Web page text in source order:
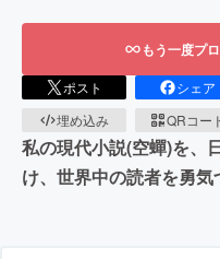
もう一度プ
ポスト シェア
埋め込み
QRコー
私の現代小説(空蟬)を、
け、世界中の読者を勇気